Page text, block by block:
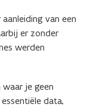
van een
er zonder
werden
je geen
data,